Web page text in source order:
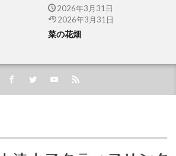
2026年3月31日
2026年3月31日
菜の花畑